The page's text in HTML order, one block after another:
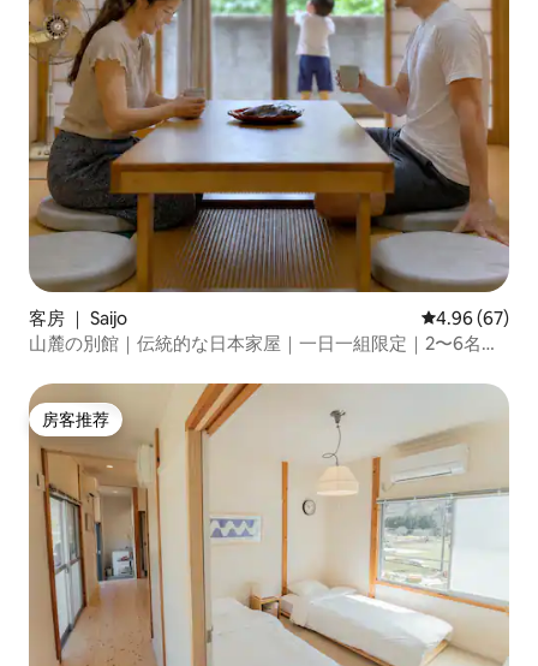
客房 ｜ Saijo 平均评分 4.96
4.96 (67)
山麓の別館｜伝統的な日本家屋｜一日一組限定｜2〜6名｜
房客推荐
房客推荐